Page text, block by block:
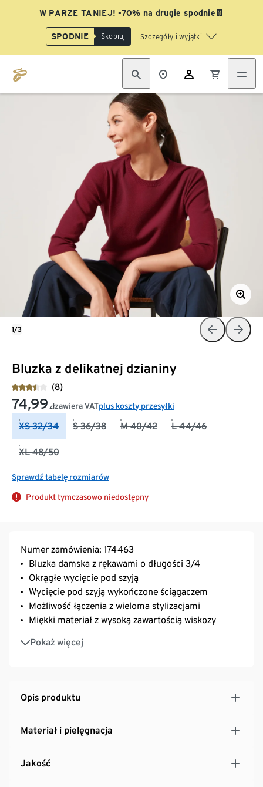
W PARZE TANIEJ! -70% na drugie spodnie👖
SPODNIE Skopiuj Szczegóły i wyjątki
Bluzka z delikatnej dzianiny
(8)
74,99 złzawiera VATplus koszty przesyłki
XS 32/34 S 36/38 M 40/42 L 44/46
XL 48/50
Sprawdź tabelę rozmiarów
Produkt tymczasowo niedostępny
1/3
Numer zamówienia: 174463
Bluzka damska z rękawami o długości 3/4
Okrągłe wycięcie pod szyją
Wycięcie pod szyją wykończone ściągaczem
Możliwość łączenia z wieloma stylizacjami
Miękki materiał z wysoką zawartością wiskozy
Pokaż więcej
Ta bluza jest produktem marki Fire & Glory
Ten produkt został zaprojektowany specjalnie dla
Opis produktu
Materiał i pielęgnacja
Jakość